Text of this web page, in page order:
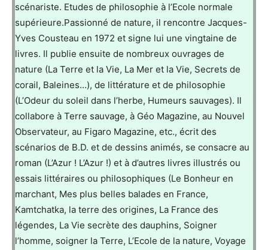
scénariste. Etudes de philosophie à l’Ecole normale
supérieure.Passionné de nature, il rencontre Jacques-
Yves Cousteau en 1972 et signe lui une vingtaine de
livres. Il publie ensuite de nombreux ouvrages de
nature (La Terre et la Vie, La Mer et la Vie, Secrets de
corail, Baleines…), de littérature et de philosophie
(L’Odeur du soleil dans l’herbe, Humeurs sauvages). Il
collabore à Terre sauvage, à Géo Magazine, au Nouvel
Observateur, au Figaro Magazine, etc., écrit des
scénarios de B.D. et de dessins animés, se consacre au
roman (L’Azur ! L’Azur !) et à d’autres livres illustrés ou
essais littéraires ou philosophiques (Le Bonheur en
marchant, Mes plus belles balades en France,
Kamtchatka, la terre des origines, La France des
légendes, La Vie secrète des dauphins, Soigner
l’homme, soigner la Terre, L’Ecole de la nature, Voyage